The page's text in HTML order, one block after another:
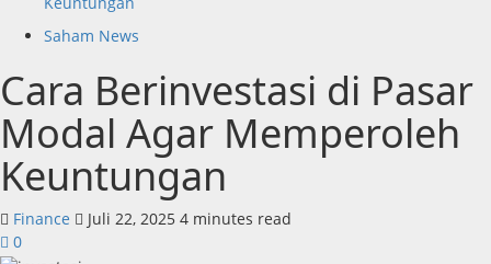
Saham News
Cara Berinvestasi di Pasar
Modal Agar Memperoleh
Keuntungan
Finance Juli 22, 2025 4 minutes read
0